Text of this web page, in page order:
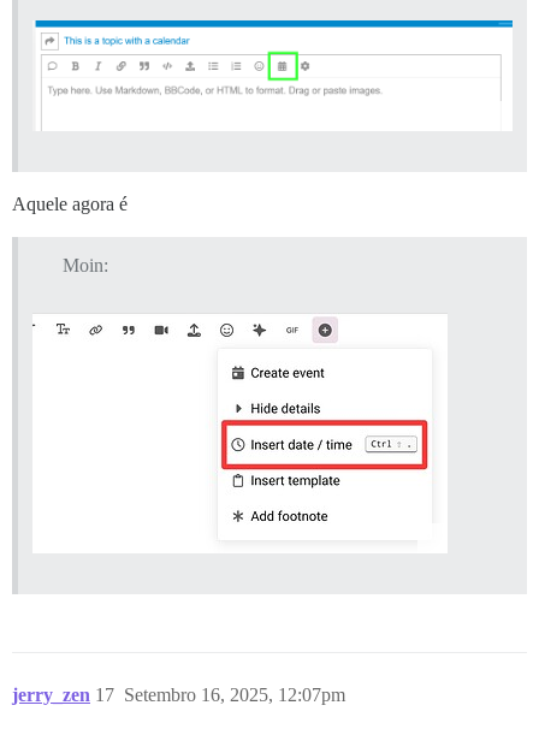
Aquele agora é
Moin:
jerry_zen Setembro 16, 2025, 12:07pm
17